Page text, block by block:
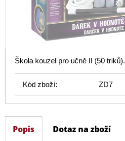
Škola kouzel pro učně II (50 triků).
Kód zboží: ZD7
Popis Dotaz na zboží